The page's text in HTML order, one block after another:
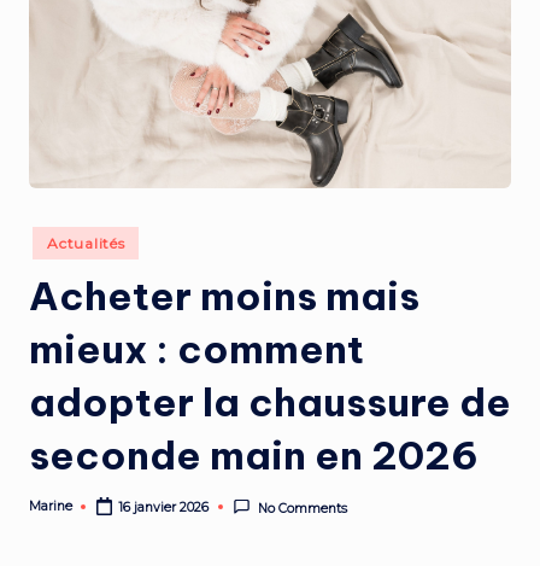
Actualités
Acheter moins mais
mieux : comment
adopter la chaussure de
seconde main en 2026
Marine 16 janvier 2026 No Comments